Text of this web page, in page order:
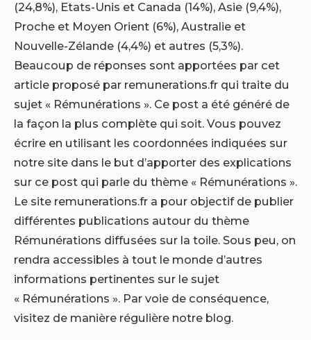
(24,8%), Etats-Unis et Canada (14%), Asie (9,4%),
Proche et Moyen Orient (6%), Australie et
Nouvelle-Zélande (4,4%) et autres (5,3%).
Beaucoup de réponses sont apportées par cet
article proposé par remunerations.fr qui traite du
sujet « Rémunérations ». Ce post a été généré de
la façon la plus complète qui soit. Vous pouvez
écrire en utilisant les coordonnées indiquées sur
notre site dans le but d’apporter des explications
sur ce post qui parle du thème « Rémunérations ».
Le site remunerations.fr a pour objectif de publier
différentes publications autour du thème
Rémunérations diffusées sur la toile. Sous peu, on
rendra accessibles à tout le monde d’autres
informations pertinentes sur le sujet
« Rémunérations ». Par voie de conséquence,
visitez de manière régulière notre blog.